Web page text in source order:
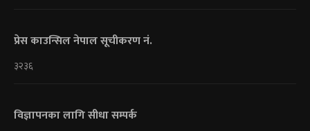
प्रेस काउन्सिल नेपाल सूचीकरण नं.
३२३६
विज्ञापनका लागि सीधा सम्पर्क